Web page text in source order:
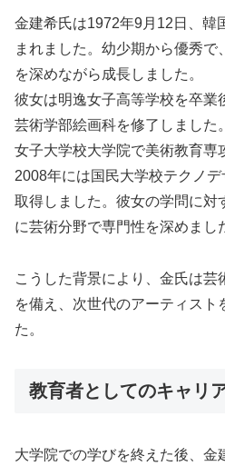
金建希氏は1972年9月12日、韓
まれました。幼少期から優秀
を深めながら成長しました。
彼女は明逸女子高等学校を卒業
芸術学部絵画科を修了しました
女子大学校大学院で美術教育専
2008年には国民大学校テクノ
取得しました。彼女の学問に対
に芸術分野で専門性を深めまし
こうした背景により、金氏は芸
を備え、次世代のアーティスト
た。
教育者としてのキャリ
大学院での学びを終えた後、金